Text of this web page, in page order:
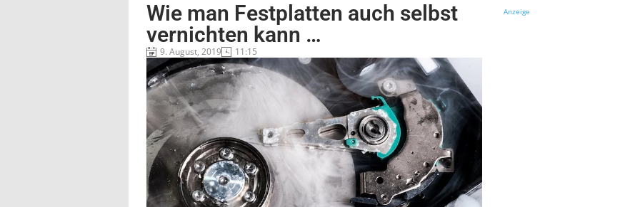
Wie man Festplatten auch selbst
vernichten kann …
9. August, 2019 11:15
Anzeige